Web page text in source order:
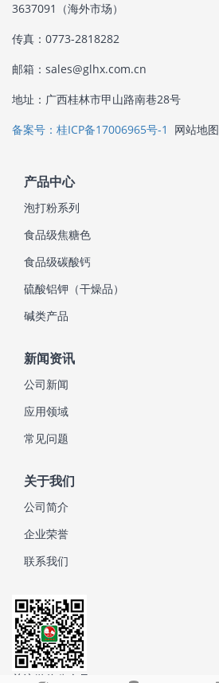
3637091（海外市场）
传真：0773-2818282
邮箱：sales@glhx.com.cn
地址：广西桂林市甲山路南巷28号
备案号：桂ICP备17006965号-1
网站地图
产品中心
泡打粉系列
食品级焦糖色
食品级碳酸钙
硫酸铝钾（干燥品）
碱类产品
新闻资讯
公司新闻
应用领域
常见问题
关于我们
公司简介
企业荣誉
联系我们
关注微信公众号